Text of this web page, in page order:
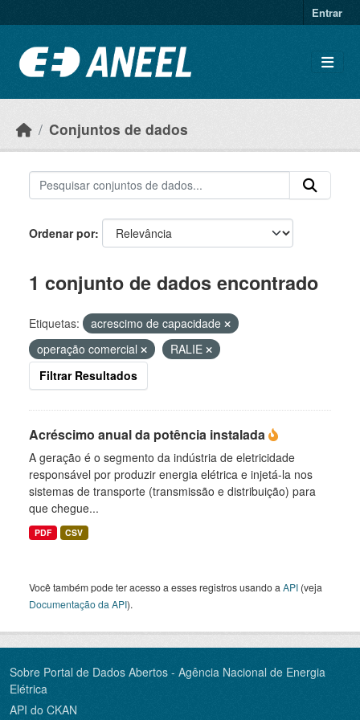
Entrar
Conjuntos de dados
Ordenar por
1 conjunto de dados encontrado
Etiquetas:
acrescimo de capacidade
operação comercial
RALIE
Filtrar Resultados
Acréscimo anual da potência instalada
A geração é o segmento da indústria de eletricidade
responsável por produzir energia elétrica e injetá-la nos
sistemas de transporte (transmissão e distribuição) para
que chegue...
PDF CSV
Você também pode ter acesso a esses registros usando a API (veja
Documentação da API).
Sobre Portal de Dados Abertos - Agência Nacional de Energia
Elétrica
API do CKAN